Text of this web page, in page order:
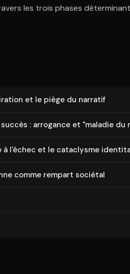
les trois phases
et le piège du narratif
: arrogance et "maladie du
à l'échec et le cataclysme
comme rempart sociétal